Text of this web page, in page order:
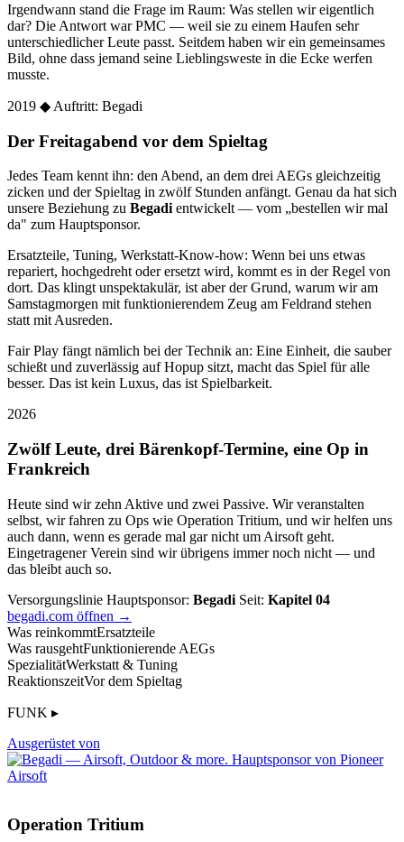
Irgendwann stand die Frage im Raum: Was stellen wir eigentlich
dar? Die Antwort war PMC — weil sie zu einem Haufen sehr
unterschiedlicher Leute passt. Seitdem haben wir ein gemeinsames
Bild, ohne dass jemand seine Lieblingsweste in die Ecke werfen
musste.
2019 ◆ Auftritt: Begadi
Der Freitagabend vor dem Spieltag
Jedes Team kennt ihn: den Abend, an dem drei AEGs gleichzeitig
zicken und der Spieltag in zwölf Stunden anfängt. Genau da hat sich
unsere Beziehung zu Begadientwickelt — vom „bestellen wir mal
da" zum Hauptsponsor.
Ersatzteile, Tuning, Werkstatt-Know-how: Wenn bei uns etwas
repariert, hochgedreht oder ersetzt wird, kommt es in der Regel von
dort. Das klingt unspektakulär, ist aber der Grund, warum wir am
Samstagmorgen mit funktionierendem Zeug am Feldrand stehen
statt mit Ausreden.
Fair Play fängt nämlich bei der Technik an: Eine Einheit, die sauber
schießt und zuverlässig auf Hopup sitzt, macht das Spiel für alle
besser. Das ist kein Luxus, das ist Spielbarkeit.
2026
Zwölf Leute, drei Bärenkopf-Termine, eine Op in
Frankreich
Heute sind wir zehn Aktive und zwei Passive. Wir veranstalten
selbst, wir fahren zu Ops wie Operation Tritium, und wir helfen uns
auch dann, wenn es gerade mal gar nicht um Airsoft geht.
Eingetragener Verein sind wir übrigens immer noch nicht — und
das bleibt auch so.
Versorgungslinie Hauptsponsor: Begadi Seit: Kapitel 04
begadi.com öffnen →
Was reinkommtErsatzteile
Was rausgehtFunktionierende AEGs
SpezialitätWerkstatt & Tuning
ReaktionszeitVor dem Spieltag
FUNK ▸
Ausgerüstet von
Operation Tritium